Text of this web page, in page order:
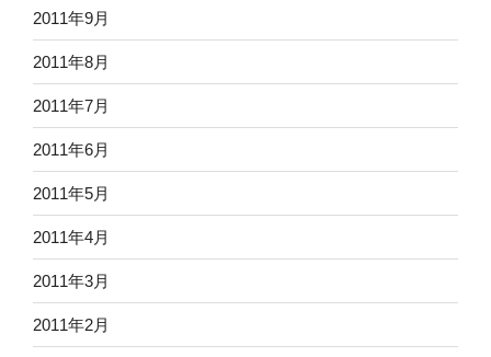
2011年9月
2011年8月
2011年7月
2011年6月
2011年5月
2011年4月
2011年3月
2011年2月